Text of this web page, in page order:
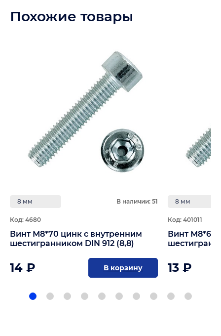
Похожие товары
8 мм В наличии: 51
Код: 4680
Винт М8*70 цинк с внутренним
шестигранником DIN 912 (8,8)
14 ₽ В корзину
8 мм
Код: 401011
Винт М8*65
13 ₽